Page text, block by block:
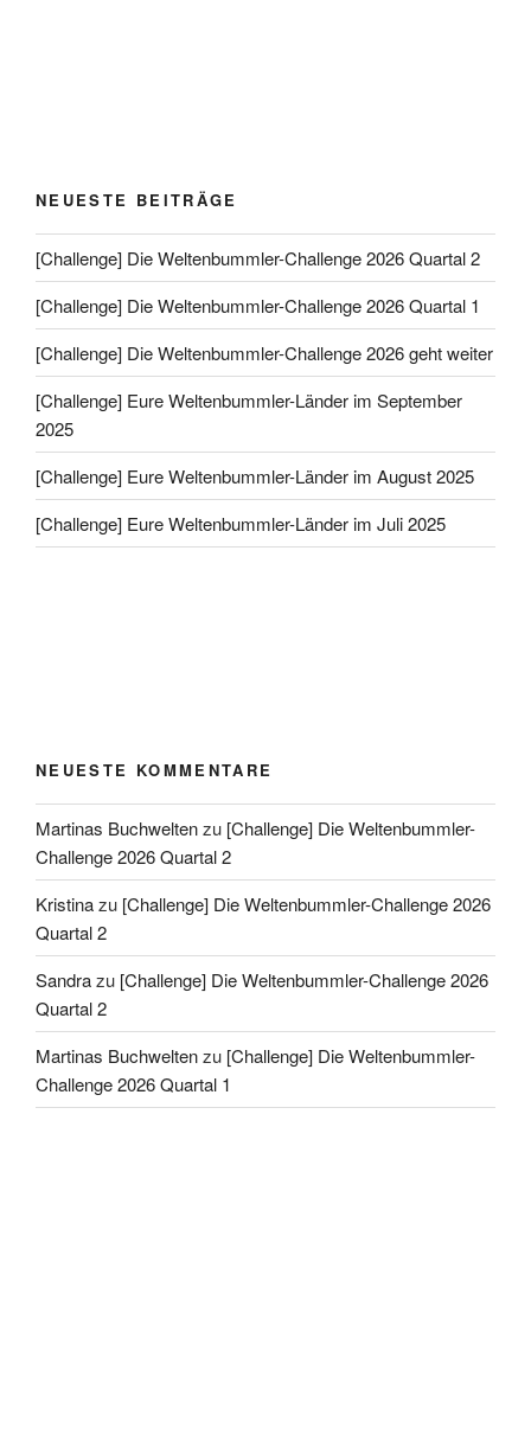
NEUESTE BEITRÄGE
[Challenge] Die Weltenbummler-Challenge 2026 Quartal 2
[Challenge] Die Weltenbummler-Challenge 2026 Quartal 1
[Challenge] Die Weltenbummler-Challenge 2026 geht weiter
[Challenge] Eure Weltenbummler-Länder im September
2025
[Challenge] Eure Weltenbummler-Länder im August 2025
[Challenge] Eure Weltenbummler-Länder im Juli 2025
NEUESTE KOMMENTARE
Martinas Buchweltenzu [Challenge] Die Weltenbummler-
Challenge 2026 Quartal 2
Kristinazu [Challenge] Die Weltenbummler-Challenge 2026
Quartal 2
Sandrazu [Challenge] Die Weltenbummler-Challenge 2026
Quartal 2
Martinas Buchweltenzu [Challenge] Die Weltenbummler-
Challenge 2026 Quartal 1